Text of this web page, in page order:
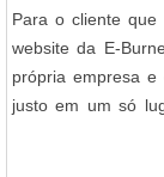
Para o cliente que
website da E-
própria empresa
justo em um só
cliente encontrará